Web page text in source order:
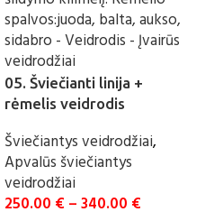
05. Šviečianti linija +
rėmelis veidrodis
Šviečiantys veidrodžiai,
Apvalūs šviečiantys
veidrodžiai
250.00 € –340.00 €